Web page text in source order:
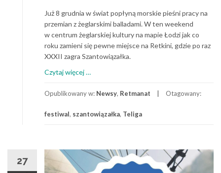
Już 8 grudnia w świat popłyną morskie pieśni pracy na
przemian z żeglarskimi balladami. W ten weekend
w centrum żeglarskiej kultury na mapie Łodzi jak co
roku zamieni się pewne miejsce na Retkini, gdzie po raz
XXXII zagra Szantowiązałka.
Czytaj więcej
wypływamy
szantowy
Szantowiązałka
…
Opublikowany w: Newsy, Retmanat Otagowany:
festiwal, szantowiązałka, Teliga
27